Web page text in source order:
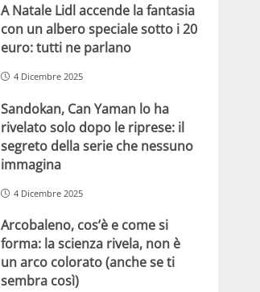
A Natale Lidl accende la fantasia
con un albero speciale sotto i 20
euro: tutti ne parlano
4 Dicembre 2025
Sandokan, Can Yaman lo ha
rivelato solo dopo le riprese: il
segreto della serie che nessuno
immagina
4 Dicembre 2025
Arcobaleno, cos’è e come si
forma: la scienza rivela, non è
un arco colorato (anche se ti
sembra così)